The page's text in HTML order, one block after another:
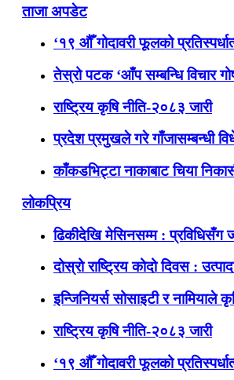
ताजा अपडेट
‘१९ औँ गोदावरी फूलको
तेस्रो पटक ‘आँप सम्बन्धि विचार
राष्ट्रिय कृषि नीति-२०८३ जारी
प्रदेश प्रमुखले गरे गाँजासम्बन्धी
काँकडभिट्टा नाकाबाट चिया
लोकप्रिय
ढिकीदेखि मेसिनसम्म : प्रविधिसँग
दोस्रो राष्ट्रिय कोदो दिवस :
इन्जिनियर्स सोसाइटी र नामियाले
राष्ट्रिय कृषि नीति-२०८३ जारी
‘१९ औँ गोदावरी फूलको